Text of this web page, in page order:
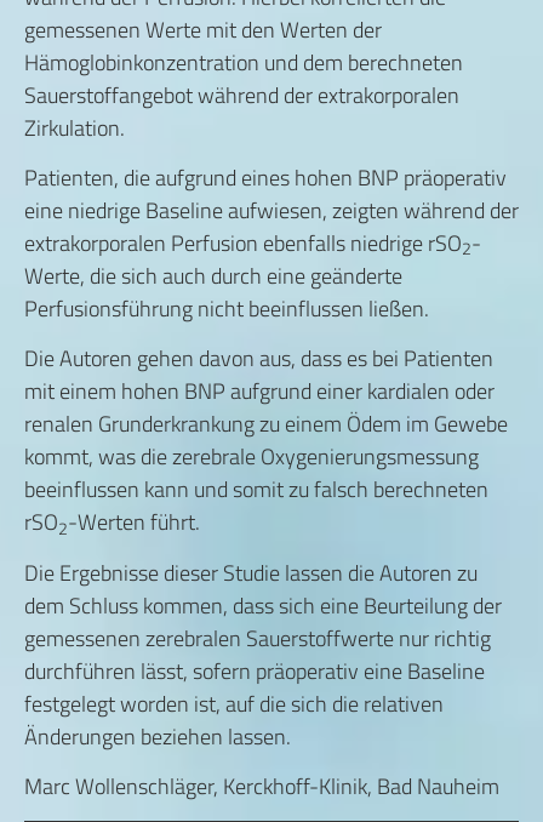
gemessenen Werte mit den Werten der
Hämoglobinkonzentration und dem berechneten
Sauerstoffangebot während der extrakorporalen
Zirkulation.
Patienten, die aufgrund eines hohen BNP präoperativ
eine niedrige Baseline aufwiesen, zeigten während der
extrakorporalen Perfusion ebenfalls niedrige rSO2-
Werte, die sich auch durch eine geänderte
Perfusionsführung nicht beeinflussen ließen.
Die Autoren gehen davon aus, dass es bei Patienten
mit einem hohen BNP aufgrund einer kardialen oder
renalen Grunderkrankung zu einem Ödem im Gewebe
kommt, was die zerebrale Oxygenierungsmessung
beeinflussen kann und somit zu falsch berechneten
rSO2-Werten führt.
Die Ergebnisse dieser Studie lassen die Autoren zu
dem Schluss kommen, dass sich eine Beurteilung der
gemessenen zerebralen Sauerstoffwerte nur richtig
durchführen lässt, sofern präoperativ eine Baseline
festgelegt worden ist, auf die sich die relativen
Änderungen beziehen lassen.
Marc Wollenschläger, Kerckhoff-Klinik, Bad Nauheim